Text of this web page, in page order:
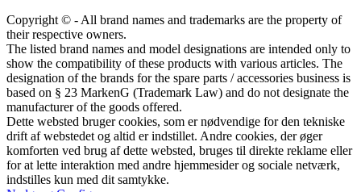
Copyright © - All brand names and trademarks are the property of
their respective owners.
The listed brand names and model designations are intended only to
show the compatibility of these products with various articles. The
designation of the brands for the spare parts / accessories business is
based on § 23 MarkenG (Trademark Law) and do not designate the
manufacturer of the goods offered.
Dette websted bruger cookies, som er nødvendige for den tekniske
drift af webstedet og altid er indstillet. Andre cookies, der øger
komforten ved brug af dette websted, bruges til direkte reklame eller
for at lette interaktion med andre hjemmesider og sociale netværk,
indstilles kun med dit samtykke.